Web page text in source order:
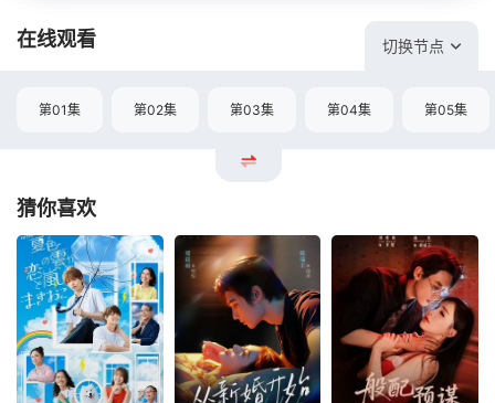
在线观看 切换节点
第01集 第02集 第03集 第04集 第05集
猜你喜欢